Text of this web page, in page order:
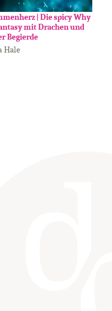
| Die spicy Why
mit Drachen und
Begierde
Hale